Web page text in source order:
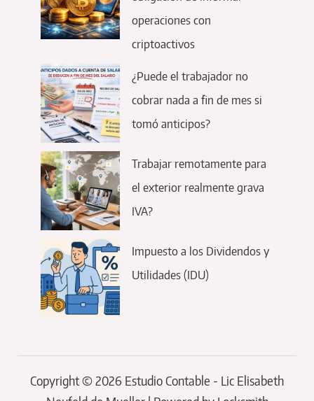
operaciones con
criptoactivos
¿Puede el trabajador no
cobrar nada a fin de mes si
tomó anticipos?
Trabajar remotamente para
el exterior realmente grava
IVA?
Impuesto a los Dividendos y
Utilidades (IDU)
Copyright © 2026 Estudio Contable - Lic Elisabeth